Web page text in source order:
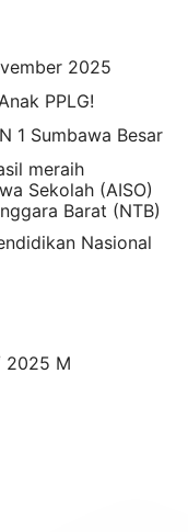
2025
PPLG!
1 Sumbawa Besar
meraih
Sekolah (AISO)
Barat (NTB)
Nasional
2025 M